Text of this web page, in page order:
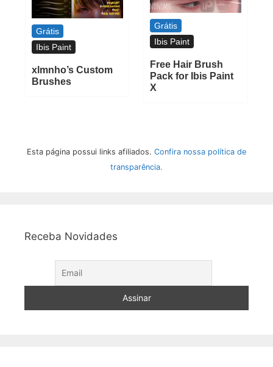
Grátis
Ibis Paint
xlmnho’s Custom
Brushes
Grátis
Ibis Paint
Free Hair Brush
Pack for Ibis Paint
X
Esta página possui links afiliados. Confira nossa política de
transparência.
Receba Novidades